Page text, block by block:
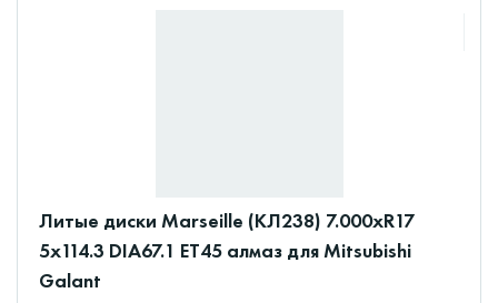
Литые диски Marseille (КЛ238) 7.000xR17
5x114.3 DIA67.1 ET45 алмаз для Mitsubishi
Galant